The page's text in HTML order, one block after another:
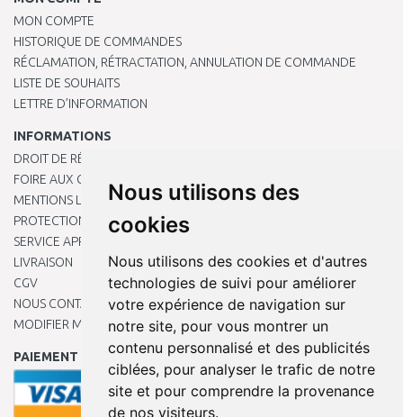
Nous utilisons des
cookies
Nous utilisons des cookies et d'autres
technologies de suivi pour améliorer
votre expérience de navigation sur
notre site, pour vous montrer un
contenu personnalisé et des publicités
ciblées, pour analyser le trafic de notre
site et pour comprendre la provenance
de nos visiteurs.
MON COMPTE
HISTORIQUE DE COMMANDES
RÉCLAMATION, RÉTRACTATION, ANNULATION DE COMMANDE
LISTE DE SOUHAITS
LETTRE D’INFORMATION
INFORMATIONS
DROIT DE RÉTRACTATION
FOIRE AUX QUESTIONS
MENTIONS LÉGALES
PROTECTION DES DONNÉES PERSONNELLES
SERVICE APRÈS-VENTE
LIVRAISON
CGV
NOUS CONTACTER
MODIFIER MES PRÉFÉRENCES DE COOKIES
PAIEMENT EN LIGNE